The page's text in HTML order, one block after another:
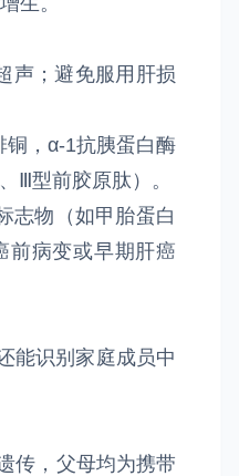
声；避免服用肝损
铜，α-1抗胰蛋白酶
Ⅲ型前胶原肽）。
志物（如甲胎蛋白
前病变或早期肝癌
能识别家庭成员中
传，父母均为携带